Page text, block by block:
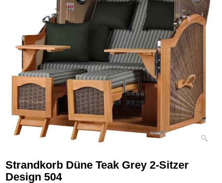
Strandkorb Düne Teak Grey 2-Sitzer
Design 504